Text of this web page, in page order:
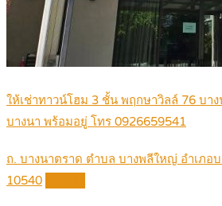
ให้เช่าทาวน์โฮม 3 ชั้น พฤกษาวิลล์ 76 บาง
บางนา พร้อมอยู่ โทร 0926659541
ถ. บางนาตราด ตำบล บางพลีใหญ่ อำเภอ
10540